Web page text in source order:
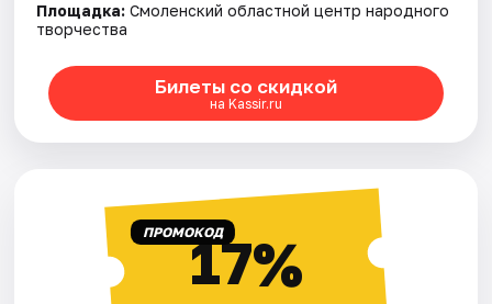
Площадка: Смоленский областной центр народного
творчества
Билеты со скидкой
на Kassir.ru
ПРОМОКОД17%